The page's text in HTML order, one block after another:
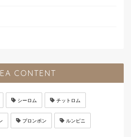
CONTENT
シーロム チットロム
プロンポン ルンピニ